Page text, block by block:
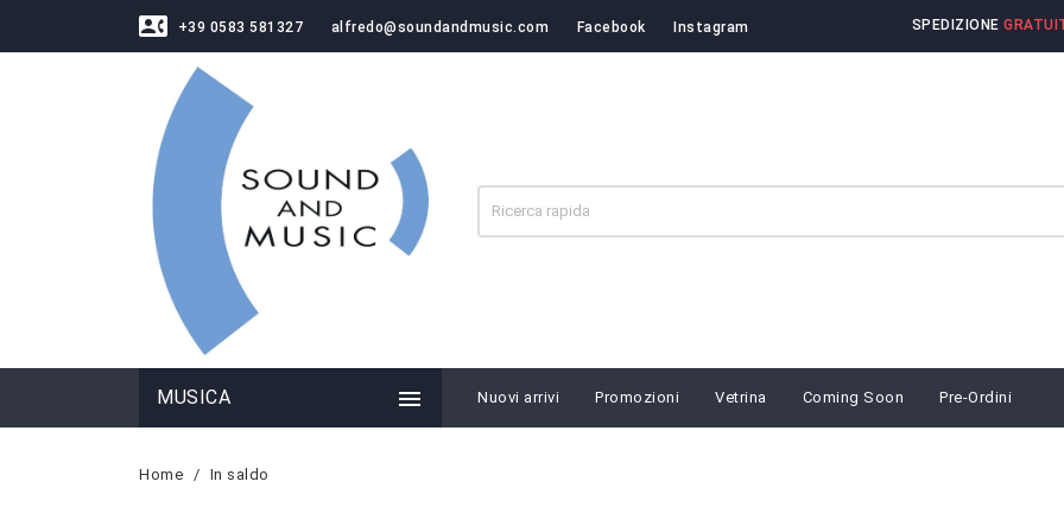
contact_phone +39 0583 581327 alfredo@soundandmusic.com Facebook Instagram SPEDIZIONE
MUSICA  Nuovi arrivi Promozioni Vetrina Coming Soon Pre-Ordini
Home In saldo